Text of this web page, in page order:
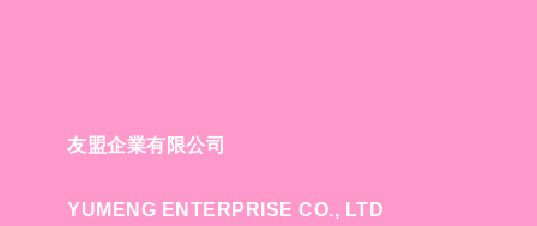
友盟企業有限公司
YUMENG ENTERPRISE CO., LTD